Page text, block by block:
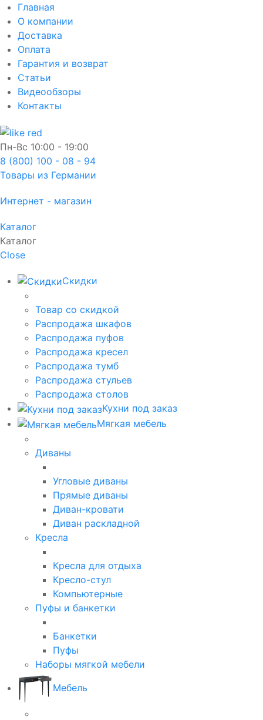
Главная
О компании
Доставка
Оплата
Гарантия и возврат
Статьи
Видеообзоры
Контакты
Пн-Вс 10:00 - 19:00
8 (800) 100 - 08 - 94
Товары из Германии
Интернет - магазин
Каталог
Каталог
Close
Скидки
Товар со скидкой
Распродажа шкафов
Распродажа пуфов
Распродажа кресел
Распродажа тумб
Распродажа стульев
Распродажа столов
Кухни под заказ
Мягкая мебель
Диваны
Угловые диваны
Прямые диваны
Диван-кровати
Диван раскладной
Кресла
Кресла для отдыха
Кресло-стул
Компьютерные
Пуфы и банкетки
Банкетки
Пуфы
Наборы мягкой мебели
Мебель